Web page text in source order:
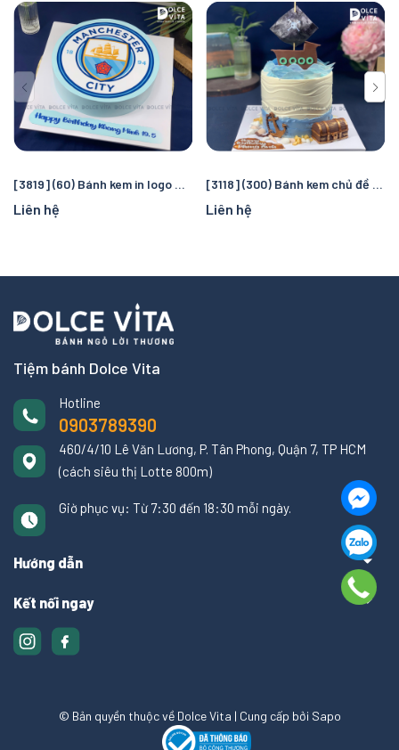
[3819] (60) Bánh kem in logo Manchester City – Quà tặng sinh nhật hoàn hảo cho fan bóng đá
Liên hệ
[3118] (300) Bánh kem chủ đề cướp biển và đại dương – Chuyến truy tìm kho báu kỳ thú cho bé
Liên hệ
Tiệm bánh Dolce Vita
Hotline
0903789390
460/4/10 Lê Văn Lương, P. Tân Phong, Quận 7, TP HCM
(cách siêu thị Lotte 800m)
Giờ phục vụ: Từ 7:30 đến 18:30 mỗi ngày.
Hướng dẫn
Kết nối ngay
© Bản quyền thuộc về Dolce Vita | Cung cấp bởi Sapo